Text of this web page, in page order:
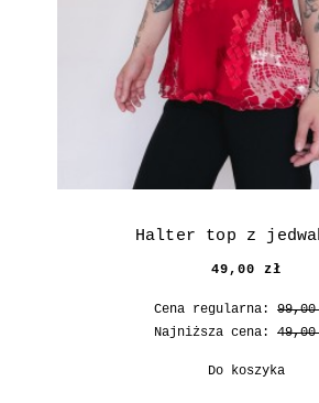
Halter top z
49,00 zł
Cena regularna:
Najniższa cena:
Do koszyka